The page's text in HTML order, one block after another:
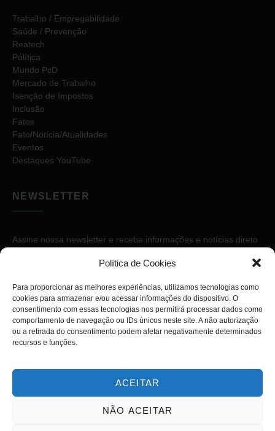
Política de Cookies
Para proporcionar as melhores experiências, utilizamos tecnologias como
cookies para armazenar e/ou acessar informações do dispositivo. O
consentimento com essas tecnologias nos permitirá processar dados como
comportamento de navegação ou IDs únicos neste site. A não autorização
ou a retirada do consentimento podem afetar negativamente determinados
recursos e funções.
ACEITAR
NÃO ACEITAR
Trabalho / Empregabilidade
Saúde / Prevenção
Reatech
Política
Mundo PcD
Mercado de Trabalho
Isenção de Impostos
Inclusão
Fatos
Fato/Notícia/Atualidades
Eventos
Destaques YouTube
NEWSLETTER
Assine nossa newsletter e receba informações e notícias direto
Copyright © 2026. Diário PcD. Todos os direitos reservados.